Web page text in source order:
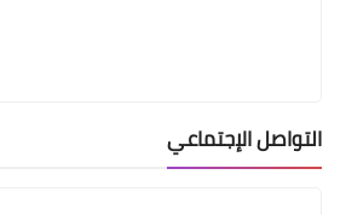
التواصل الإجتماعي